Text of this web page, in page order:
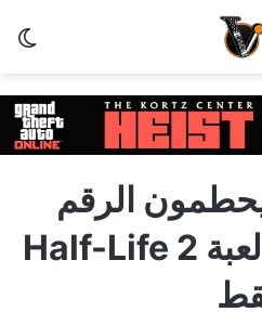
الرقم
القياسي بإنهاء لعبة Half-Life 2